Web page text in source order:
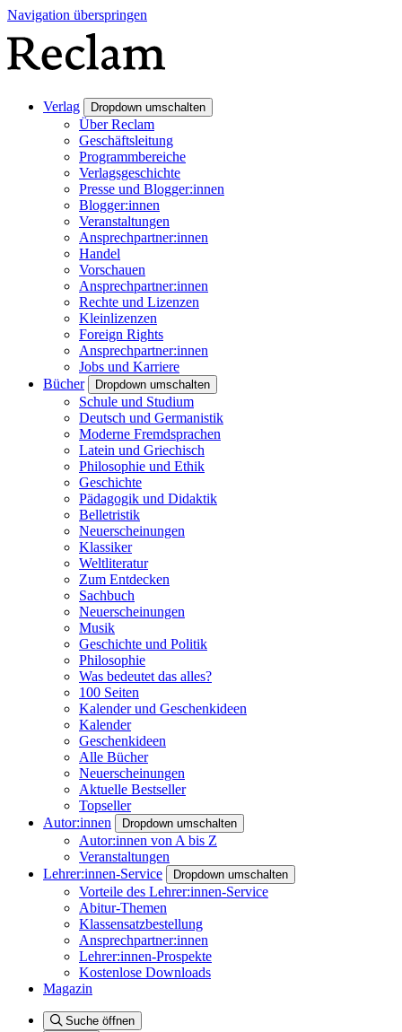
Navigation überspringen
Verlag Dropdown umschalten
Über Reclam
Geschäftsleitung
Programmbereiche
Verlagsgeschichte
Presse und Blogger:innen
Blogger:innen
Veranstaltungen
Ansprechpartner:innen
Handel
Vorschauen
Ansprechpartner:innen
Rechte und Lizenzen
Kleinlizenzen
Foreign Rights
Ansprechpartner:innen
Jobs und Karriere
Bücher
Dropdown umschalten
Schule und Studium
Deutsch und Germanistik
Moderne Fremdsprachen
Latein und Griechisch
Philosophie und Ethik
Geschichte
Pädagogik und Didaktik
Belletristik
Neuerscheinungen
Klassiker
Weltliteratur
Zum Entdecken
Sachbuch
Neuerscheinungen
Musik
Geschichte und Politik
Philosophie
Was bedeutet das alles?
100 Seiten
Kalender und Geschenkideen
Kalender
Geschenkideen
Alle Bücher
Neuerscheinungen
Aktuelle Bestseller
Topseller
Autor:innen
Dropdown umschalten
Autor:innen von A bis Z
Veranstaltungen
Lehrer:innen-Service
Dropdown umschalten
Vorteile des Lehrer:innen-Service
Abitur-Themen
Klassensatzbestellung
Ansprechpartner:innen
Lehrer:innen-Prospekte
Kostenlose Downloads
Magazin
Suche öffnen